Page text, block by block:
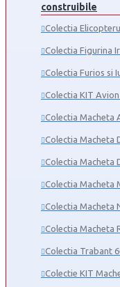
construibile
Colectia
Colectia Figurina
Colectia Furios si
Colectia KIT
Colectia Macheta
Colectia Macheta
Colectia Macheta
Colectia Macheta
Colectia Macheta
Colectia Macheta
Colectia Trabant
Colectie KIT